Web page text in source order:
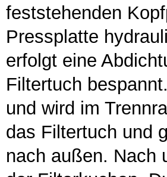
feststehenden
Pressplatte
erfolgt eine
Filtertuch
und wird im
das Filtertuch und
nach außen. Nach